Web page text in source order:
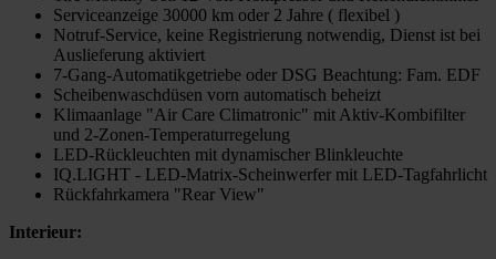
Serviceanzeige 30000 km oder 2 Jahre ( flexibel )
Notruf-Service, keine Registrierung notwendig, Dienst ist bei
Auslieferung aktiviert
7-Gang-Automatikgetriebe oder DSG Beachtung: Fam. EDF
Scheibenwaschdüsen vorn automatisch beheizt
Klimaanlage "Air Care Climatronic" mit Aktiv-Kombifilter
und 2-Zonen-Temperaturregelung
LED-Rückleuchten mit dynamischer Blinkleuchte
IQ.LIGHT - LED-Matrix-Scheinwerfer mit LED-Tagfahrlicht
Rückfahrkamera "Rear View"
Interieur: